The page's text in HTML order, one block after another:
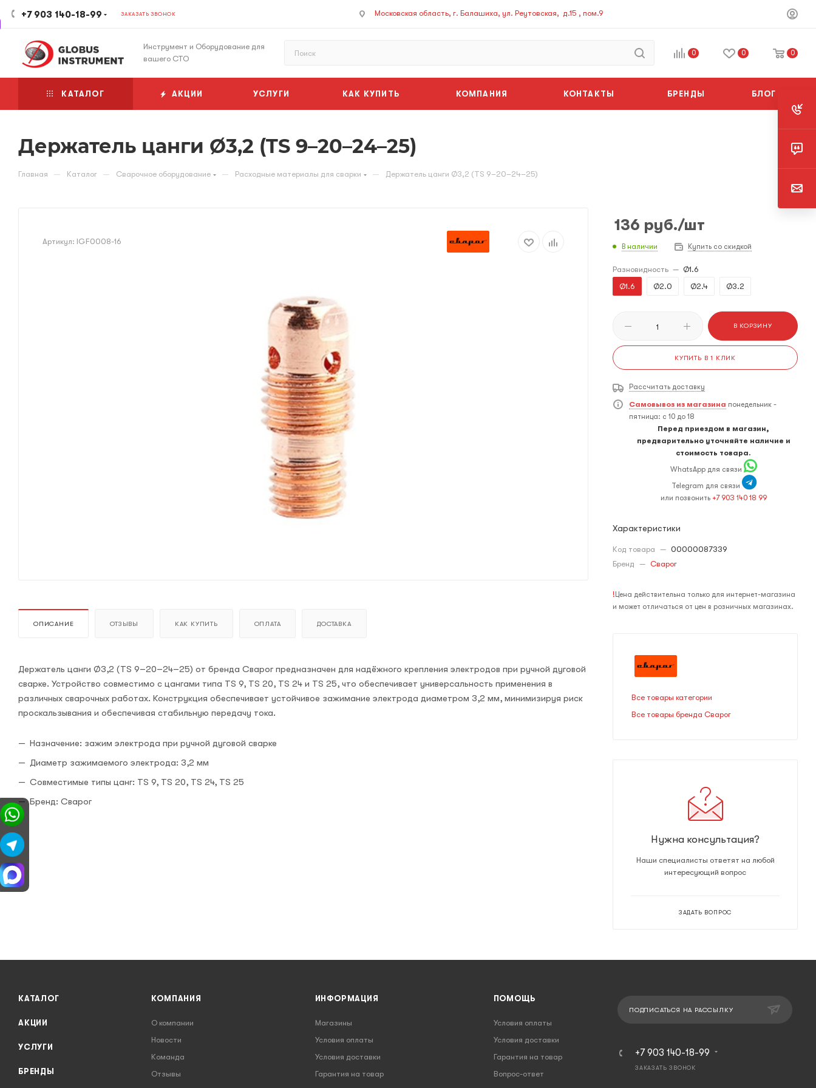
+7 903 140-18-99 ЗАКАЗАТЬ ЗВОНОК Московская область, г. Балашиха, ул. Реутовская, д.15 , пом.9
Инструмент и Оборудование для
вашего СТО
0 0 0
КАТАЛОГ АКЦИИ УСЛУГИ КАК КУПИТЬ КОМПАНИЯ КОНТАКТЫ БРЕНДЫ БЛОГ
Держатель цанги Ø3,2 (TS 9–20–24–25)
Главная — Каталог — Сварочное оборудование — Расходные материалы для сварки — Держатель цанги Ø3,2 (TS 9–20–24–25)
Артикул: IGF0008-16
ОПИСАНИЕ ОТЗЫВЫ КАК КУПИТЬ ОПЛАТА ДОСТАВКА
Держатель цанги Ø3,2 (TS 9–20–24–25) от бренда Сварог предназначен для надёжного крепления электродов при ручной дуговой
сварке. Устройство совместимо с цангами типа TS 9, TS 20, TS 24 и TS 25, что обеспечивает универсальность применения в
различных сварочных работах. Конструкция обеспечивает устойчивое зажимание электрода диаметром 3,2 мм, минимизируя риск
проскальзывания и обеспечивая стабильную передачу тока.
Назначение: зажим электрода при ручной дуговой сварке
Диаметр зажимаемого электрода: 3,2 мм
Совместимые типы цанг: TS 9, TS 20, TS 24, TS 25
Бренд: Сварог
136 руб./шт
В наличии Купить со скидкой
Разновидность — Ø1.6
Ø1.6
Ø2.0 Ø2.4 Ø3.2
В КОРЗИНУ
КУПИТЬ В 1 КЛИК
Рассчитать доставку
Самовывоз из магазина понедельник -
пятница: с 10 до 18
Перед приездом в магазин,
предварительно уточняйте наличие и
стоимость товара.
WhatsApp для связи
Telegram для связи
или позвонить +7 903 140 18 99
Характеристики
Код товара — 00000087339
Бренд — Сварог
! Цена действительна только для интернет-магазина
и может отличаться от цен в розничных магазинах.
Все товары категории
Все товары бренда Сварог
Нужна консультация?
Наши специалисты ответят на любой
интересующий вопрос
ЗАДАТЬ ВОПРОС
КАТАЛОГ
АКЦИИ
УСЛУГИ
БРЕНДЫ
КОМПАНИЯ
О компании
Новости
Команда
Отзывы
ИНФОРМАЦИЯ
Магазины
Условия оплаты
Условия доставки
Гарантия на товар
ПОМОЩЬ
Условия оплаты
Условия доставки
Гарантия на товар
Вопрос-ответ
ПОДПИСАТЬСЯ НА РАССЫЛКУ
+7 903 140-18-99
ЗАКАЗАТЬ ЗВОНОК